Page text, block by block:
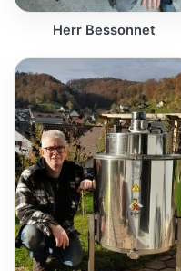
Herr Bessonnet